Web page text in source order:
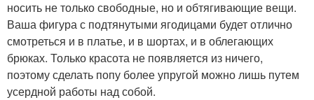
носить не только свободные, но и обтягивающие вещи.
Ваша фигура с подтянутыми ягодицами будет отлично
смотреться и в платье, и в шортах, и в облегающих
брюках. Только красота не появляется из ничего,
поэтому сделать попу более упругой можно лишь путем
усердной работы над собой.